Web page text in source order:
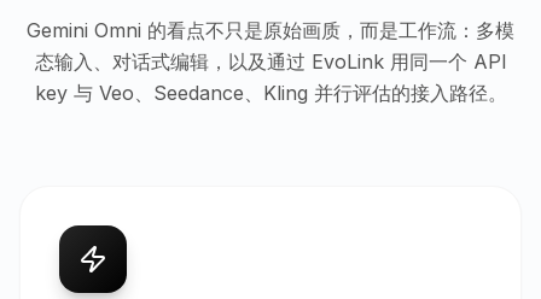
Gemini Omni 的看点不只是原始画质，而是工作流：多模
态输入、对话式编辑，以及通过 EvoLink 用同一个 API
key 与 Veo、Seedance、Kling 并行评估的接入路径。